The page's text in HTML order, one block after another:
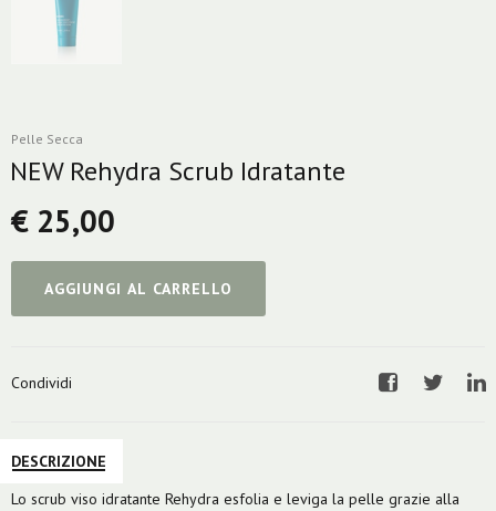
Pelle Secca
NEW Rehydra Scrub Idratante
€ 25,00
AGGIUNGI AL CARRELLO
Condividi
DESCRIZIONE
Lo scrub viso idratante Rehydra esfolia e leviga la pelle grazie alla